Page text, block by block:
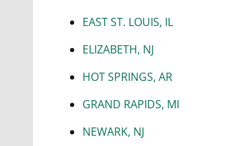
EAST ST. LOUIS, IL
ELIZABETH, NJ
HOT SPRINGS, AR
GRAND RAPIDS, MI
NEWARK, NJ